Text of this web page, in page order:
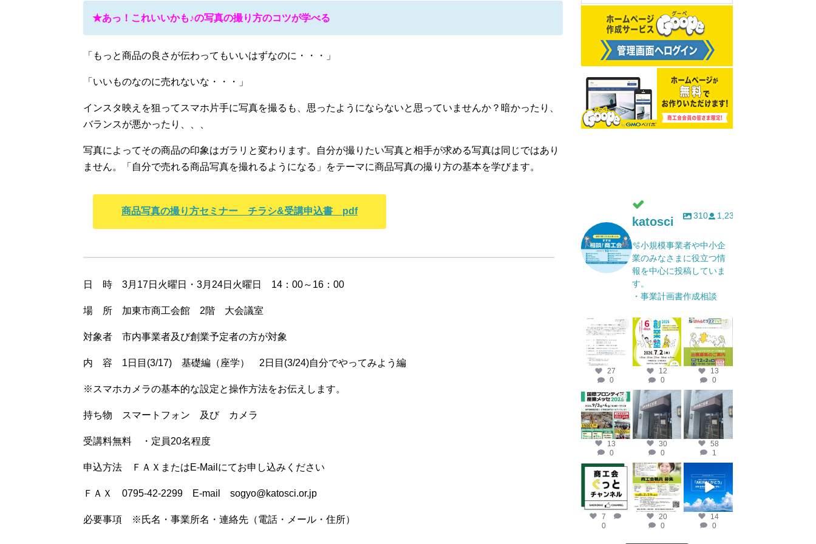
★あっ！これいいかも♪の写真の撮り方のコツが学べる
「もっと商品の良さが伝わってもいいはずなのに・・・」
「いいものなのに売れないな・・・」
インスタ映えを狙ってスマホ片手に写真を撮るも、思ったようにならないと思っていませんか？暗かったり、
バランスが悪かったり、、、
写真によってその商品の印象はガラリと変わります。自分が撮りたい写真と相手が求める写真は同じではあり
ません。「自分で売れる商品写真を撮れるようになる」をテーマに商品写真の撮り方の基本を学びます。
商品写真の撮り方セミナー チラシ&受講申込書 pdf
日 時 3月17日火曜日・3月24日火曜日 14：00～16：00
場 所 加東市商工会館 2階 大会議室
対象者 市内事業者及び創業予定者の方が対象
内 容 1日目(3/17) 基礎編（座学） 2日目(3/24)自分でやってみよう編
※スマホカメラの基本的な設定と操作方法をお伝えします。
持ち物 スマートフォン 及び カメラ
受講料無料 ・定員20名程度
申込方法 ＦＡＸまたはE-Mailにてお申し込みください
ＦＡＸ 0795-42-2299 E-mail sogyo@katosci.or.jp
必要事項 ※氏名・事業所名・連絡先（電話・メール・住所）
katosci 310 1,232
🫧小規模事業者や中小企
業のみなさまに役立つ情
報を中心に投稿していま
す。
・事業計画書作成相談
katosci
6月 17
27
0
katosci
6月 12
12
0
katosci
4月 14
13
0
katosci
4月 10
13
0
katosci
4月 9
30
0
katosci
4月 8
58
1
katosci
2月 19
7
0
katosci
2月 12
20
0
2月 2
14
0